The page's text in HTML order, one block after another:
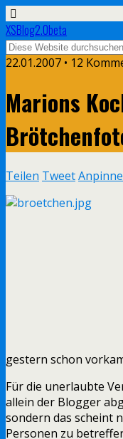
XSBlog2.0beta
22.01.2007 • 12
Marions
Teilen Tweet
gestern schon
Für die unerlaubte
allein der Blogger
sondern das scheint
Personen zu